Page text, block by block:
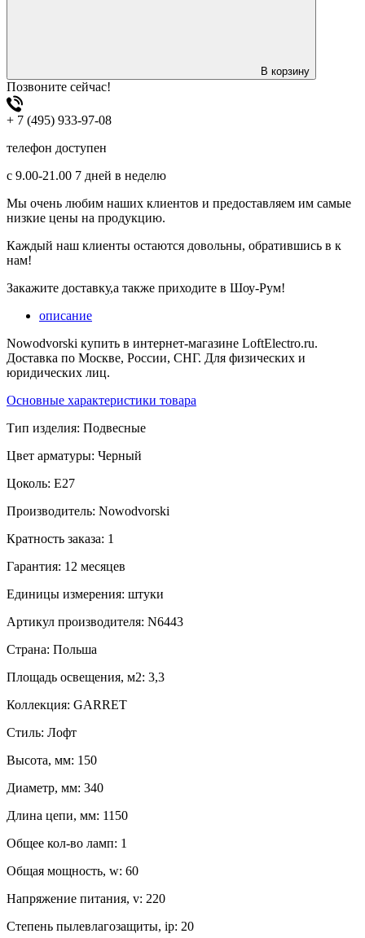
В корзину
Позвоните сейчас!
+ 7 (495) 933-97-08
телефон доступен
с 9.00-21.00 7 дней в неделю
Мы очень любим наших клиентов и предоставляем им самые
низкие цены на продукцию.
Каждый наш клиенты остаются довольны, обратившись в к
нам!
Закажите доставку,а также приходите в Шоу-Рум!
описание
Nowodvorski купить в интернет-магазине LoftElectro.ru.
Доставка по Москве, России, СНГ. Для физических и
юридических лиц.
Основные характеристики товара
Тип изделия: Подвесные
Цвет арматуры: Черный
Цоколь: E27
Производитель: Nowodvorski
Кратность заказа: 1
Гарантия: 12 месяцев
Единицы измерения: штуки
Артикул производителя: N6443
Страна: Польша
Площадь освещения, м2: 3,3
Коллекция: GARRET
Стиль: Лофт
Высота, мм: 150
Диаметр, мм: 340
Длина цепи, мм: 1150
Общее кол-во ламп: 1
Общая мощность, w: 60
Напряжение питания, v: 220
Степень пылевлагозащиты, ip: 20